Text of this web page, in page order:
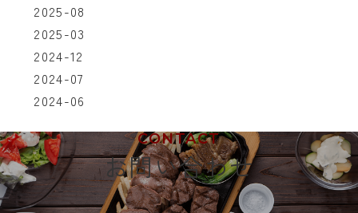
2025-08
2025-03
2024-12
2024-07
2024-06
CONTACT
お問い合わせ